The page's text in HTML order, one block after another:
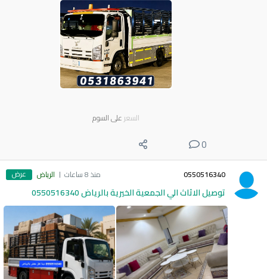
السعر على السوم
0
0550516340 منذ 8 ساعات الرياض عرض
توصيل الاثاث الي الجمعية الخيرية بالرياض 0550516340